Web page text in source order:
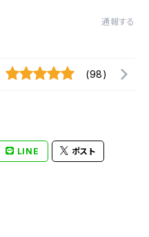
通報する
(98)
LINE ポスト